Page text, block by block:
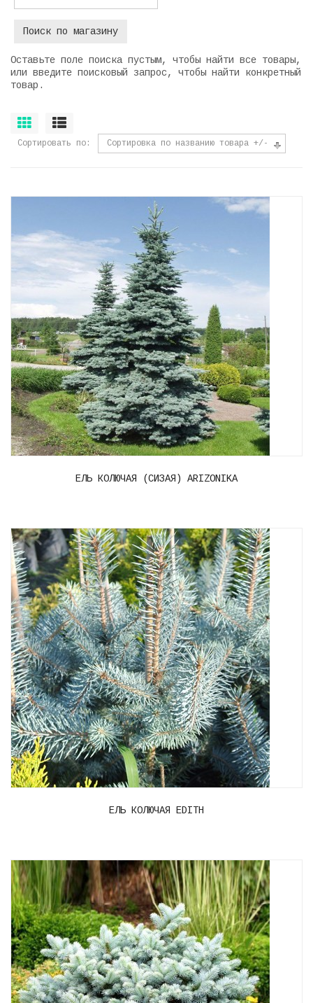
Оставьте поле поиска пустым, чтобы найти все товары,
или введите поисковый запрос, чтобы найти конкретный
товар.
Сортировать по Сортировка по названию товара +/-
ЕЛЬ КОЛЮЧАЯ (СИЗАЯ) ARIZONIKA
ЕЛЬ КОЛЮЧАЯ EDITH